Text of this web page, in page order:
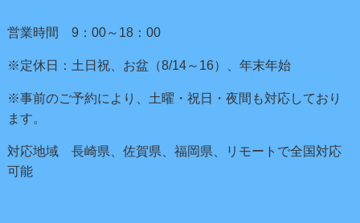
営業時間 9：00～18：00
※定休日：土日祝、お盆（8/14～16）、年末年始
※事前のご予約により、土曜・祝日・夜間も対応しており
ます。
対応地域 長崎県、佐賀県、福岡県、リモートで全国対応
可能